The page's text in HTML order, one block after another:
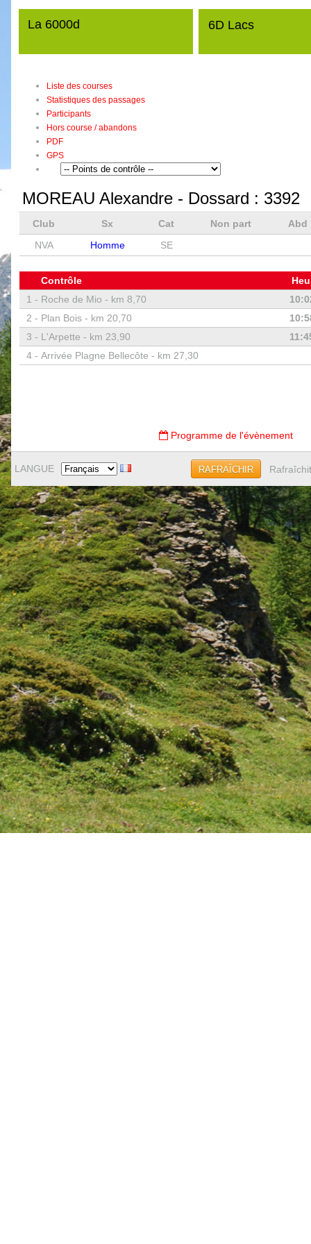
La 6000d 6D Lacs
Liste des courses
Statistiques des passages
Participants
Hors course / abandons
PDF
GPS
MOREAU Alexandre- Dossard : 3392
Club Sx Cat Non part
Abd
NVA
Homme SE
Contrôle
1 - Roche de Mio - km 8,70
2 - Plan Bois - km 20,70
3 - L'Arpette - km 23,90
4 - Arrivée Plagne Bellecôte - km 27,30
Programme de l'évènement
LANGUE RAFRAÎCHIR